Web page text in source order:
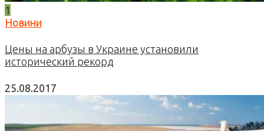
1
Новини
Цены на арбузы в Украине установили
исторический рекорд
25.08.2017